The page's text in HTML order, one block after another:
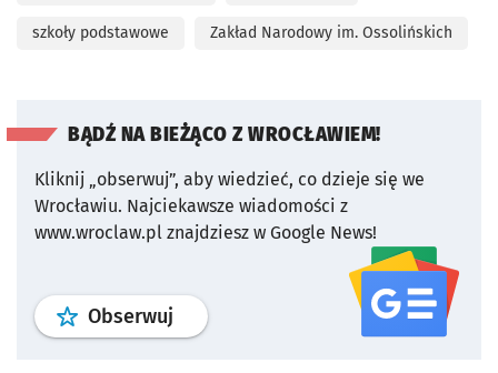
szkoły podstawowe Zakład Narodowy im. Ossolińskich
BĄDŹ NA BIEŻĄCO Z WROCŁAWIEM!
Kliknij „obserwuj”, aby wiedzieć, co dzieje się we
Wrocławiu. Najciekawsze wiadomości z
www.wroclaw.pl znajdziesz w Google News!
Obserwuj profil serwisu